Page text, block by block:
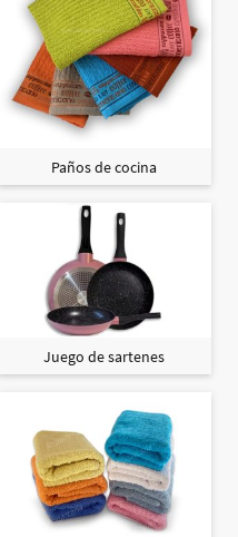
Paños de cocina
Juego de sartenes